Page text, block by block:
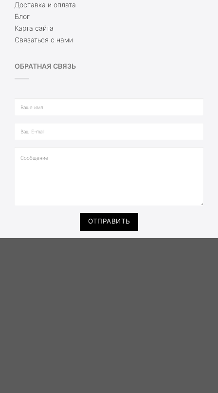
Доставка и оплата
Блог
Карта сайта
Связаться с нами
ОБРАТНАЯ СВЯЗЬ
ОТПРАВИТЬ